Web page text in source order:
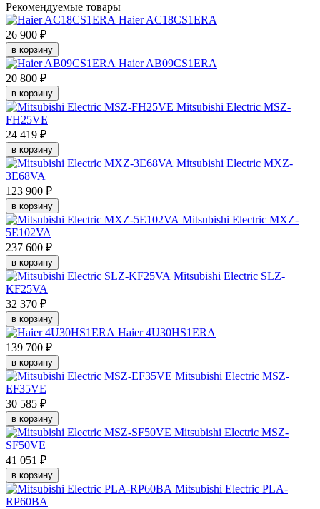
Рекомендуемые товары
Haier AC18CS1ERA
26 900 ₽
в корзину
Haier AB09CS1ERA
20 800 ₽
в корзину
Mitsubishi Electric MSZ-
FH25VE
24 419 ₽
в корзину
Mitsubishi Electric MXZ-
3E68VA
123 900 ₽
в корзину
Mitsubishi Electric MXZ-
5E102VA
237 600 ₽
в корзину
Mitsubishi Electric SLZ-
KF25VA
32 370 ₽
в корзину
Haier 4U30HS1ERA
139 700 ₽
в корзину
Mitsubishi Electric MSZ-
EF35VE
30 585 ₽
в корзину
Mitsubishi Electric MSZ-
SF50VE
41 051 ₽
в корзину
Mitsubishi Electric PLA-
RP60BA